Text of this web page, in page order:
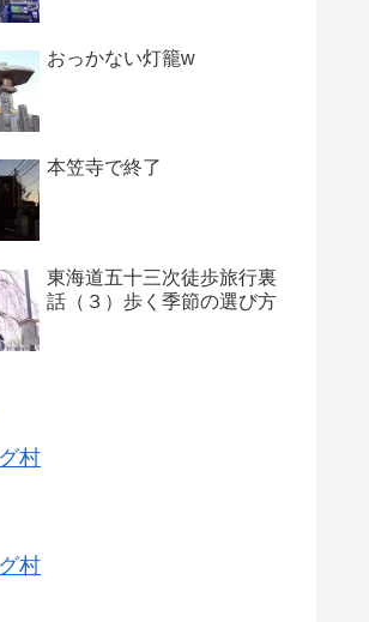
おっかない灯籠w
本笠寺で終了
東海道五十三次徒歩旅行裏
話（３）歩く季節の選び方
村
村